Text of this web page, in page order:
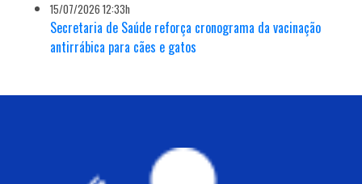
15/07/2026 12:33h
Secretaria de Saúde reforça cronograma da vacinação
antirrábica para cães e gatos